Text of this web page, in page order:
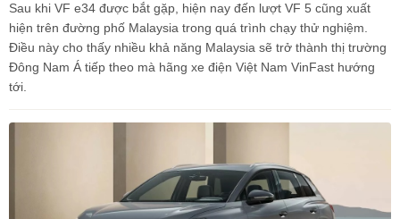
Sau khi VF e34 được bắt gặp, hiện nay đến lượt VF 5 cũng xuất
hiện trên đường phố Malaysia trong quá trình chạy thử nghiệm.
Điều này cho thấy nhiều khả năng Malaysia sẽ trở thành thị trường
Đông Nam Á tiếp theo mà hãng xe điện Việt Nam VinFast hướng
tới.